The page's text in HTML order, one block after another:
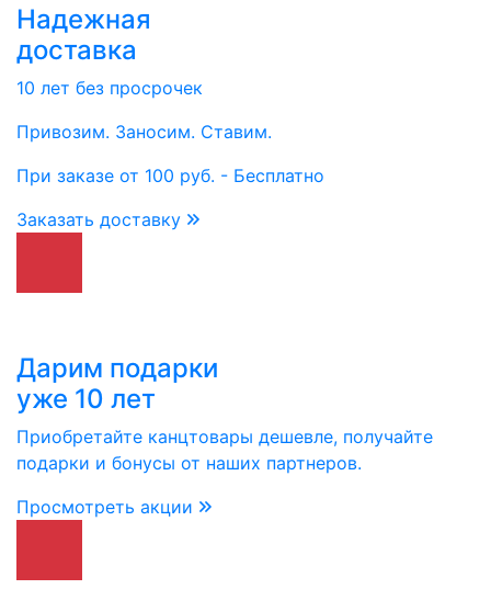
Надежная
доставка
10 лет без просрочек
Привозим. Заносим. Ставим.
При заказе от 100 руб. - Бесплатно
Заказать доставку
Дарим подарки
уже 10 лет
Приобретайте канцтовары дешевле, получайте
подарки и бонусы от наших партнеров.
Просмотреть акции